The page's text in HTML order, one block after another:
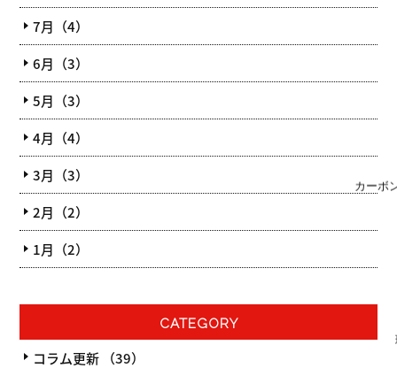
カーボ
7月（4）
6月（3）
5月（3）
4月（4）
3月（3）
2月（2）
1月（2）
CATEGORY
コラム更新 （39）